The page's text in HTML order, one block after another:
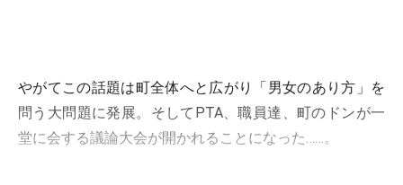
やがてこの話題は町全体へと広がり「男女のあり方」を
問う大問題に発展。そしてPTA、職員達、町のドンが一
堂に会する議論大会が開かれることになった……。